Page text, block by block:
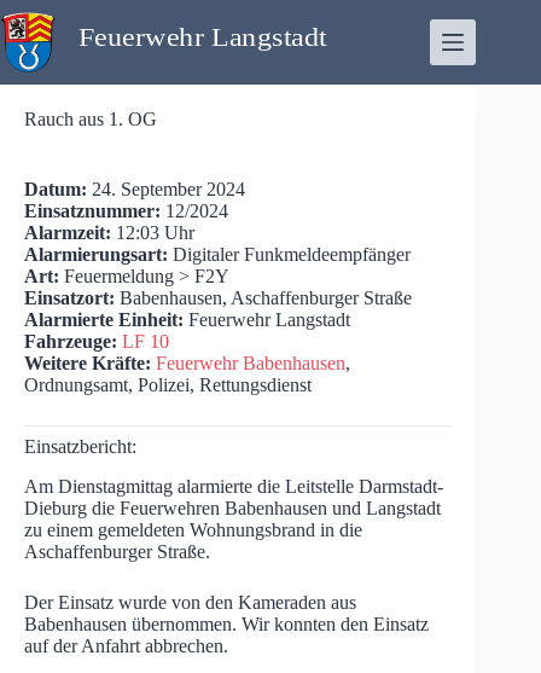
Zum
Inhalt
springen
Rauch aus 1. OG
Datum: 24. September 2024
Einsatznummer: 12/2024
Alarmzeit: 12:03 Uhr
Alarmierungsart: Digitaler Funkmeldeempfänger
Art: Feuermeldung > F2Y
Einsatzort: Babenhausen, Aschaffenburger Straße
Alarmierte Einheit: Feuerwehr Langstadt
Fahrzeuge: LF 10
Weitere Kräfte: Feuerwehr Babenhausen,
Ordnungsamt, Polizei, Rettungsdienst
Einsatzbericht:
Am Dienstagmittag alarmierte die Leitstelle Darmstadt-
Dieburg die Feuerwehren Babenhausen und Langstadt
zu einem gemeldeten Wohnungsbrand in die
Aschaffenburger Straße.
Der Einsatz wurde von den Kameraden aus
Babenhausen übernommen. Wir konnten den Einsatz
auf der Anfahrt abbrechen.